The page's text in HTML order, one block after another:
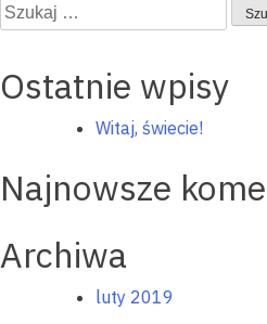
Szukaj:
Ostatnie wpisy
Witaj, świecie!
Najnowsze
Archiwa
luty 2019